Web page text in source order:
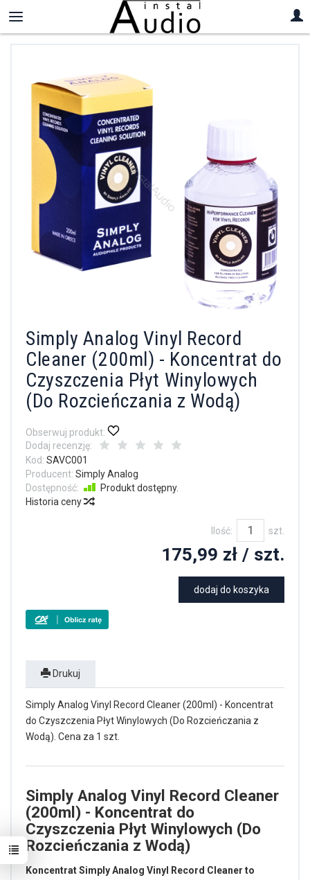
Simply Analog Vinyl Record
Cleaner (200ml) - Koncentrat do
Czyszczenia Płyt Winylowych
(Do Rozcieńczania z Wodą)
Obserwuj produkt:
Dodaj recenzję:
Kod: SAVC001
Producent: Simply Analog
Dostępność:
Produkt dostępny.
Historia ceny
Ilość: szt.
175,99 zł / szt.
dodaj do koszyka
Drukuj
Simply Analog Vinyl Record Cleaner (200ml) - Koncentrat
do Czyszczenia Płyt Winylowych (Do Rozcieńczania z
Wodą). Cena za 1 szt.
Simply Analog Vinyl Record Cleaner
(200ml) - Koncentrat do
Czyszczenia Płyt Winylowych (Do
Rozcieńczania z Wodą)
Koncentrat Simply Analog Vinyl Record Cleaner to